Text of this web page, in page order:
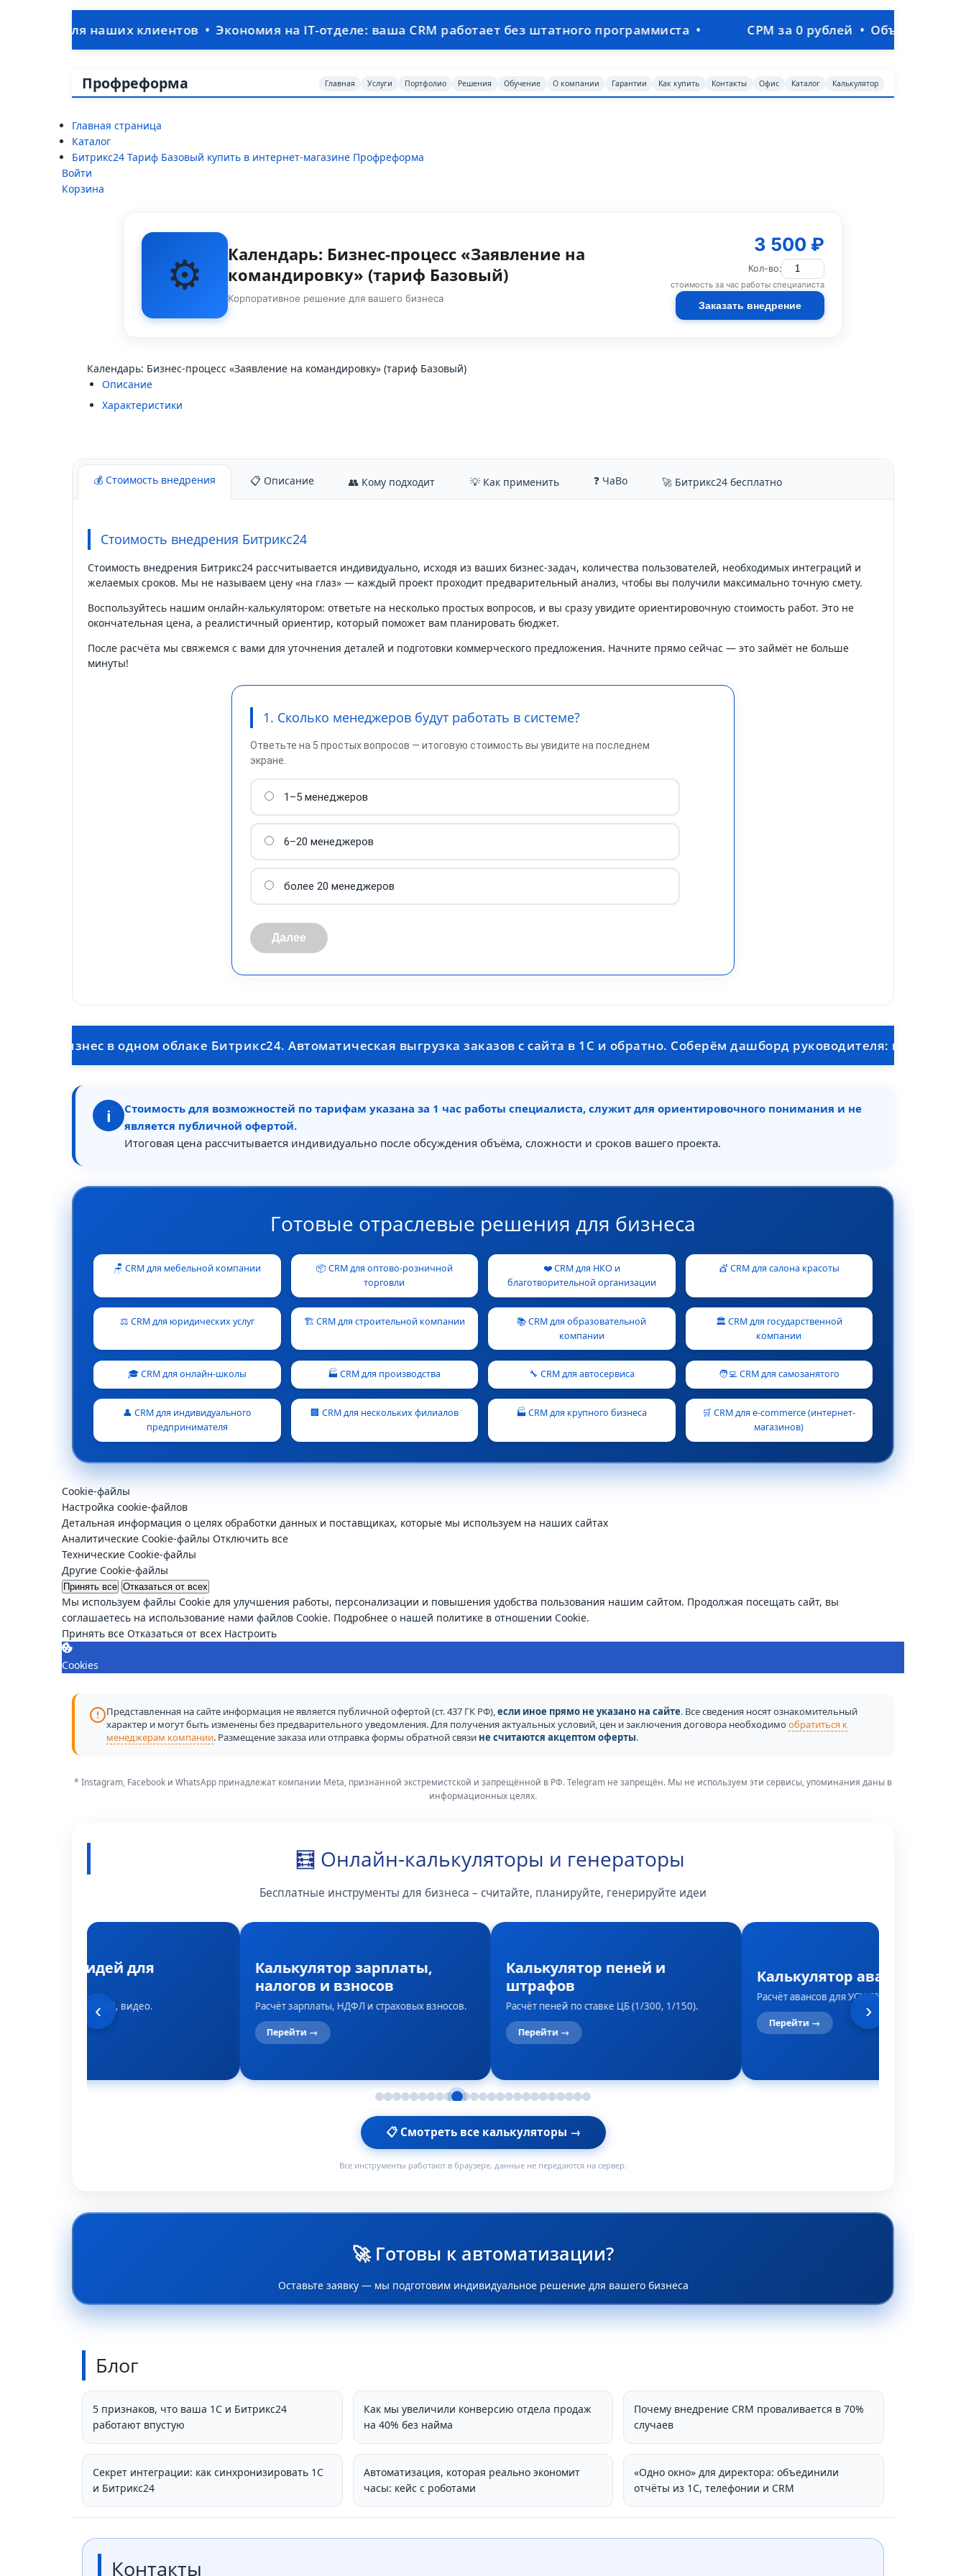
клиентов • Экономия на IT-отделе: ваша CRM работает без штатного программиста • СРМ за 0 рублей • Объединим продажи,
Профреформа Главная Услуги Портфолио Решения Обучение О компании Гарантии Как купить Контакты Офис Каталог Калькулятор
Главная страница
Каталог
Битрикс24 Тариф Базовый купить в интернет-магазине Профреформа
Войти
Корзина
⚙️
Календарь: Бизнес-процесс «Заявление на
командировку» (тариф Базовый)
Корпоративное решение для вашего бизнеса
3 500 ₽
Кол-во:
стоимость за час работы специалиста
Заказать внедрение
Календарь: Бизнес-процесс «Заявление на командировку» (тариф Базовый)
Описание
Характеристики
💰 Стоимость внедрения 📋 Описание 👥 Кому подходит 💡 Как применить ❓ ЧаВо 🚀 Битрикс24 бесплатно
Стоимость внедрения Битрикс24
Стоимость внедрения Битрикс24 рассчитывается индивидуально, исходя из ваших бизнес-задач, количества пользователей, необходимых интеграций и
желаемых сроков. Мы не называем цену «на глаз» — каждый проект проходит предварительный анализ, чтобы вы получили максимально точную смету.
Воспользуйтесь нашим онлайн-калькулятором: ответьте на несколько простых вопросов, и вы сразу увидите ориентировочную стоимость работ. Это не
окончательная цена, а реалистичный ориентир, который поможет вам планировать бюджет.
После расчёта мы свяжемся с вами для уточнения деталей и подготовки коммерческого предложения. Начните прямо сейчас — это займёт не больше
минуты!
1. Сколько менеджеров будут работать в системе?
Ответьте на 5 простых вопросов — итоговую стоимость вы увидите на последнем
экране.
1–5 менеджеров
6–20 менеджеров
более 20 менеджеров
Далее
в одном облаке Битрикс24. Автоматическая выгрузка заказов с сайта в 1С и обратно. Соберём дашборд руководителя: выручка, маржа,
i
Стоимость для возможностей по тарифам указана за 1 час работы специалиста, служит для ориентировочного понимания и не
является публичной офертой.
Итоговая цена рассчитывается индивидуально после обсуждения объёма, сложности и сроков вашего проекта.
Готовые отраслевые решения для бизнеса
🪑 CRM для мебельной компании
📦 CRM для оптово-розничной
торговли
❤️ CRM для НКО и
благотворительной организации
💇 CRM для салона красоты
⚖️ CRM для юридических услуг 🏗️ CRM для строительной компании
📚 CRM для образовательной
компании
🏛️ CRM для государственной
компании
🎓 CRM для онлайн-школы 🏭 CRM для производства 🔧 CRM для автосервиса 🧑‍💻 CRM для самозанятого
👤 CRM для индивидуального
предпринимателя
🏢 CRM для нескольких филиалов 🏭 CRM для крупного бизнеса
🛒 CRM для e-commerce (интернет-
магазинов)
Cookie-файлы
Настройка cookie-файлов
Детальная информация о целях обработки данных и поставщиках, которые мы используем на наших сайтах
Аналитические Cookie-файлы Отключить все
Технические Cookie-файлы
Другие Cookie-файлы
Принять все Отказаться от всех
Мы используем файлы Cookie для улучшения работы, персонализации и повышения удобства пользования нашим сайтом. Продолжая посещать сайт, вы
соглашаетесь на использование нами файлов Cookie. Подробнее о нашей политике в отношении Cookie.
Принять все Отказаться от всех Настроить
Cookies
Представленная на сайте информация не является публичной офертой (ст. 437 ГК РФ),если иное прямо не указано на сайте. Все сведения носят ознакомительный
характер и могут быть изменены без предварительного уведомления. Для получения актуальных условий, цен и заключения договора необходимообратиться к
менеджерам компании. Размещение заказа или отправка формы обратной связи не считаются акцептом оферты.
* Instagram, Facebook и WhatsApp принадлежат компании Meta, признанной экстремистской и запрещённой в РФ. Telegram не запрещён. Мы не используем эти сервисы, упоминания даны в
информационных целях.
🧮 Онлайн-калькуляторы и генераторы
Бесплатные инструменты для бизнеса – считайте, планируйте, генерируйте идеи
Генератор идей для
Темы для постов, статей, видео.
Калькулятор зарплаты,
налогов и взносов
Расчёт зарплаты, НДФЛ и страховых взносов.
Перейти →
Калькулятор пеней и
штрафов
Расчёт пеней по ставке ЦБ (1/300, 1/150).
Перейти →
Калькулятор авансов по
Расчёт авансов для УСН 6% или 15%.
Перейти →
‹ ›
📋 Смотреть все калькуляторы →
Все инструменты работают в браузере, данные не передаются на сервер.
🚀 Готовы к автоматизации?
Оставьте заявку — мы подготовим индивидуальное решение для вашего бизнеса
Блог
5 признаков, что ваша 1С и Битрикс24
работают впустую
Как мы увеличили конверсию отдела продаж
на 40% без найма
Почему внедрение CRM проваливается в 70%
случаев
Секрет интеграции: как синхронизировать 1С
и Битрикс24
Автоматизация, которая реально экономит
часы: кейс с роботами
«Одно окно» для директора: объединили
отчёты из 1С, телефонии и CRM
Контакты